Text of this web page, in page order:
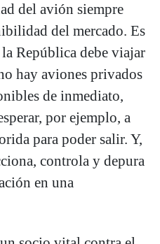
del avión siempre
del mercado. Es
República debe viajar
hay aviones privados
de inmediato,
por ejemplo, a
para poder salir. Y,
controla y depura
en una